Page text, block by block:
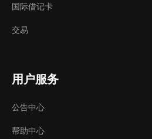
国际借记卡
交易
用户服务
公告中心
帮助中心